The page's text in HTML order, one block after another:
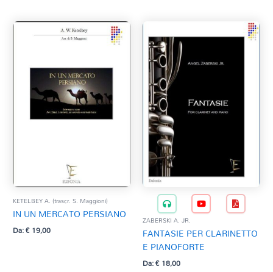
KETELBEY A. (trascr. S. Maggioni)
IN UN MERCATO PERSIANO
Da:€19,00
ZABERSKI A. JR.
FANTASIE PER CLARINETTO
E PIANOFORTE
Da:€18,00